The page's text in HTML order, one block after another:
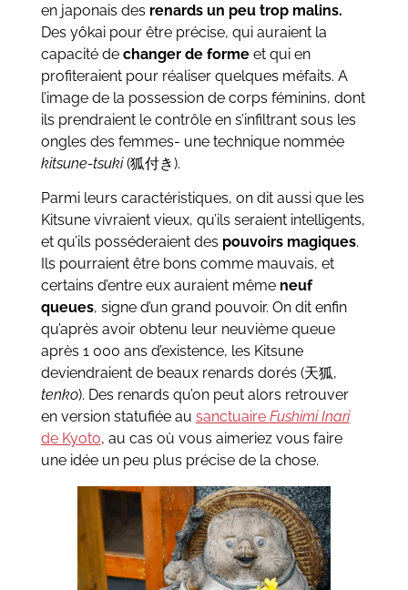
en japonais des renards un peu trop malins.
Des yôkai pour être précise, qui auraient la
capacité de changer de formeet qui en
profiteraient pour réaliser quelques méfaits. A
l’image de la possession de corps féminins, dont
ils prendraient le contrôle en s’infiltrant sous les
ongles des femmes- une technique nommée
kitsune-tsuki(狐付き).
Parmi leurs caractéristiques, on dit aussi que les
Kitsune vivraient vieux, qu’ils seraient intelligents,
et qu’ils posséderaient des pouvoirs magiques.
Ils pourraient être bons comme mauvais, et
certains d’entre eux auraient même neuf
queues, signe d’un grand pouvoir. On dit enfin
qu’après avoir obtenu leur neuvième queue
après 1 000 ans d’existence, les Kitsune
deviendraient de beaux renards dorés (天狐,
tenko). Des renards qu’on peut alors retrouver
en version statufiée au sanctuaire Fushimi Inari
de Kyoto, au cas où vous aimeriez vous faire
une idée un peu plus précise de la chose.